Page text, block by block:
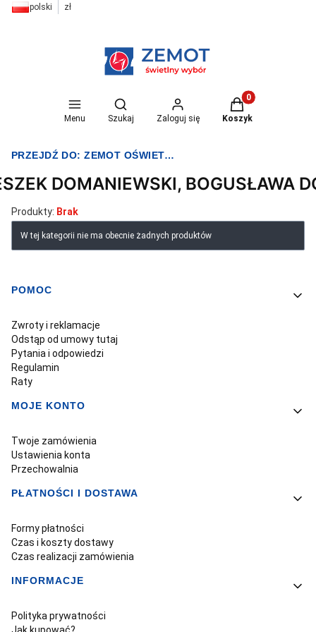
polski zł
Menu
Otwórz wyszukiwarkę
Szukaj Zaloguj się
Produkty w
Koszyk
PRZEJDŹ DO:ZEMOT OŚWIETLENIE I ELEKTRYKA
DOMANIEWSKI, BOGUSŁAWA
Produkty: Brak
Lista produktów
W tej kategorii nie ma obecnie żadnych produktów
Linki w stopce
POMOC
Zwroty i reklamacje
Odstąp od umowy tutaj
Pytania i odpowiedzi
Regulamin
Raty
MOJE KONTO
Twoje zamówienia
Ustawienia konta
Przechowalnia
PŁATNOŚCI I DOSTAWA
Formy płatności
Czas i koszty dostawy
Czas realizacji zamówienia
INFORMACJE
Polityka prywatności